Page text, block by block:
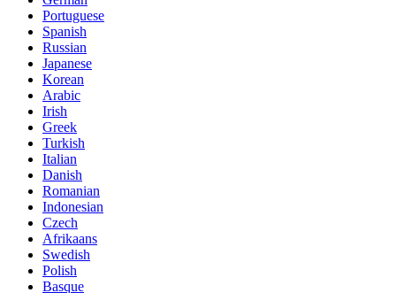
Portuguese
Spanish
Russian
Japanese
Korean
Arabic
Irish
Greek
Turkish
Italian
Danish
Romanian
Indonesian
Czech
Afrikaans
Swedish
Polish
Basque